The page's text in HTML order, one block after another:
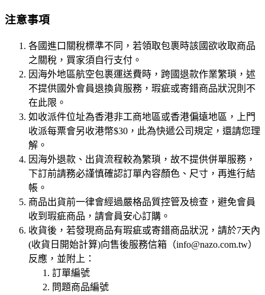
注意事項
各國進口關稅標準不同，若領取包裹時該國欲收取商品
之關稅，買家須自行支付。
因海外地區航空包裹運送費時，跨國退款作業繁瑣，述
不提供國外會員退換貨服務，瑕疵或寄錯商品狀況則不
在此限。
如收派件位址為香港非工商地區或香港偏遠地區，上門
收派每票會另收港幣$30，此為快遞公司規定，還請您理
解。
因海外退款、出貨流程較為繁瑣，故不提供併單服務，
下訂前請務必謹慎確認訂單內容顏色、尺寸，再進行結
帳。
商品出貨前一律會經過嚴格品質控管及檢查，避免會員
收到瑕疵商品，請會員安心訂購。
收貨後，若發現商品有瑕疵或寄錯商品狀況，請於7天內
(收貨日開始計算)向售後服務信箱（info@nazo.com.tw）
反應，並附上：
訂單編號
問題商品編號